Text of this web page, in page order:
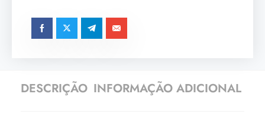
DESCRIÇÃO INFORMAÇÃO ADICIONAL